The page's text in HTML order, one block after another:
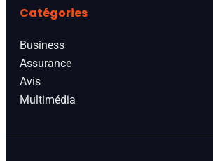
Catégories
Business
Assurance
Avis
Multimédia